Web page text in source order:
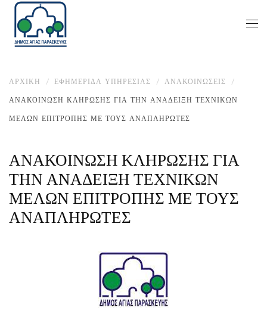
ΑΡΧΙΚΉ ΕΦΗΜΕΡΙΔΑ ΥΠΗΡΕΣΙΑΣ ΑΝΑΚΟΙΝΏΣΕΙΣ
ΑΝΑΚΟΙΝΩΣΗ ΚΛΗΡΩΣΗΣ ΓΙΑ ΤΗΝ ΑΝΑΔΕΙΞΗ ΤΕΧΝΙΚΩΝ
ΜΕΛΩΝ ΕΠΙΤΡΟΠΗΣ ΜΕ ΤΟΥΣ ΑΝΑΠΛΗΡΩΤΕΣ
ΑΝΑΚΟΙΝΩΣΗ ΚΛΗΡΩΣΗΣ ΓΙΑ
ΤΗΝ ΑΝΑΔΕΙΞΗ ΤΕΧΝΙΚΩΝ
ΜΕΛΩΝ ΕΠΙΤΡΟΠΗΣ ΜΕ ΤΟΥΣ
ΑΝΑΠΛΗΡΩΤΕΣ